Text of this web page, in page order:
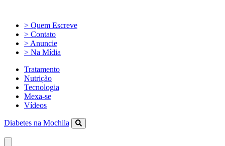
> Quem Escreve
> Contato
> Anuncie
> Na Mídia
Tratamento
Nutrição
Tecnologia
Mexa-se
Vídeos
Diabetes na Mochila